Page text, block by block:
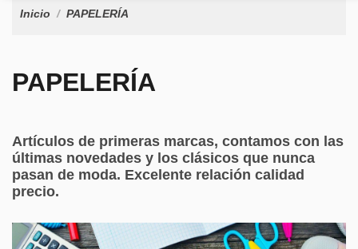
Inicio PAPELERÍA
PAPELERÍA
Artículos de primeras marcas, contamos con las
últimas novedades y los clásicos que nunca
pasan de moda. Excelente relación calidad
precio.